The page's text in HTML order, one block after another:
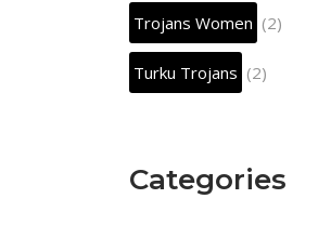
Trojans Women (2)
Turku Trojans (2)
Categories